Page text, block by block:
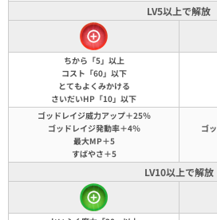
LV5以上で解放
ちから「5」以上
コスト「60」以下
とてもよくみかける
さいだいHP「10」以下
ゴッドレイジ威力アップ＋25％
ゴッドレイジ発動率＋4％
最大MP＋5
すばやさ＋5
ゴ
LV10以上で解放